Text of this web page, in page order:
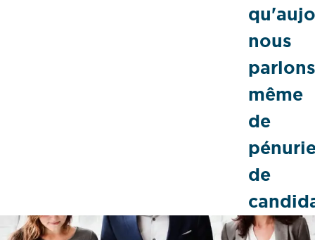
nous
parlons
même
de
de